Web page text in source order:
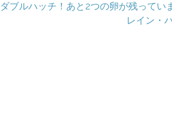
ブルハッチ！あと2つの卵が残ってい
レイン・